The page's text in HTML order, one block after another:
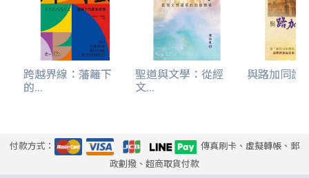
跨越界線：藩籬下
的...
聖道與文學：從經
文...
與路加同讀
付款方式：
傳真刷卡、虛擬轉帳、郵
政劃撥、超商取貨付款